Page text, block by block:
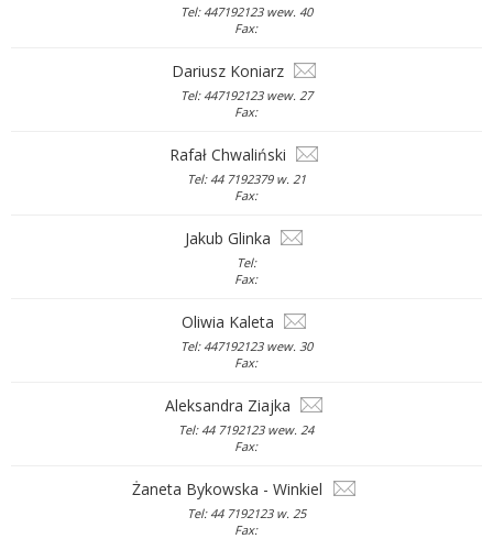
Tel: 447192123 wew. 40
Fax:
Dariusz Koniarz
Tel: 447192123 wew. 27
Fax:
Rafał Chwaliński
Tel: 44 7192379 w. 21
Fax:
Jakub Glinka
Tel:
Fax:
Oliwia Kaleta
Tel: 447192123 wew. 30
Fax:
Aleksandra Ziajka
Tel: 44 7192123 wew. 24
Fax:
Żaneta Bykowska - Winkiel
Tel: 44 7192123 w. 25
Fax: